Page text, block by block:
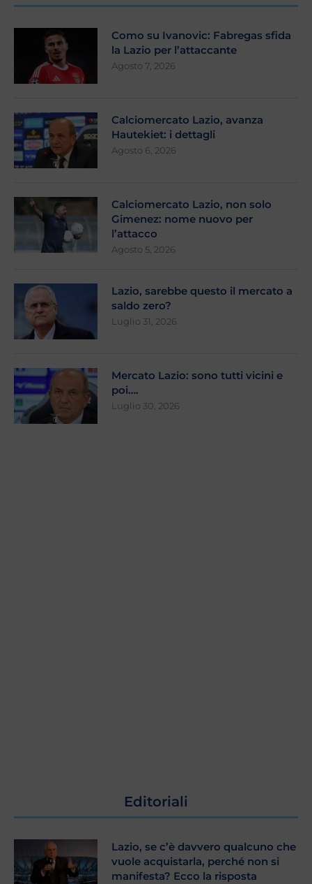
Como su Ivanovic: Fabregas sfida
la Lazio per l’attaccante
Agosto 7, 2026
Calciomercato Lazio, avanza
Hautekiet: i dettagli
Agosto 6, 2026
Calciomercato Lazio, non solo
Gimenez: nome nuovo per
l’attacco
Agosto 5, 2026
Lazio, sarebbe questo il mercato a
saldo zero?
Luglio 31, 2026
Mercato Lazio: sono tutti vicini e
poi….
Luglio 30, 2026
Editoriali
Lazio, se c’è davvero qualcuno che
vuole acquistarla, perché non si
manifesta? Ecco la risposta